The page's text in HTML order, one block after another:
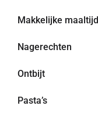
Makkelijke maaltijd
Nagerechten
Ontbijt
Pasta’s